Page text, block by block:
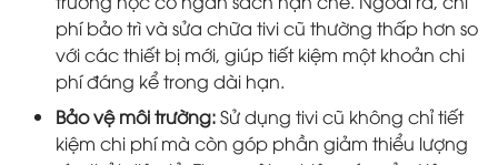
phí bảo trì và sửa chữa tivi cũ thường thấp hơn so
với các thiết bị mới, giúp tiết kiệm một khoản chi
phí đáng kể trong dài hạn.
Bảo vệ môi trường:Sử dụng tivi cũ không chỉ tiết
kiệm chi phí mà còn góp phần giảm thiểu lượng